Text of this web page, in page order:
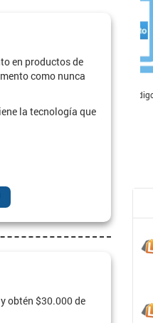
en productos de
como nunca
la tecnología que
obtén $30.000 de